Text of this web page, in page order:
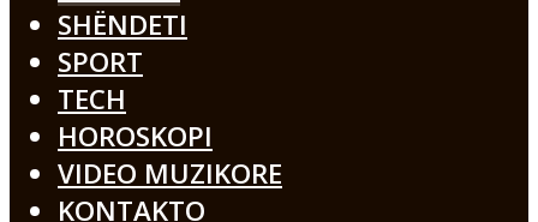
SHËNDETI
SPORT
TECH
HOROSKOPI
VIDEO MUZIKORE
KONTAKTO